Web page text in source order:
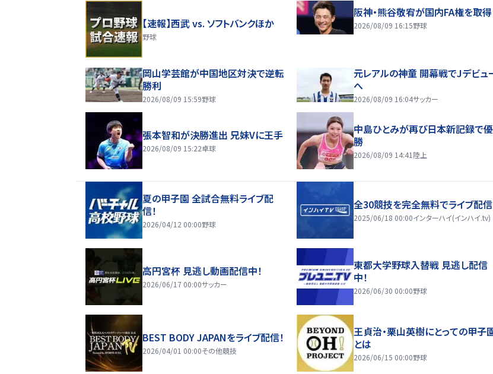
【速報】西武 vs. ソフトバンクほか
野球
阪神・熊谷敬宥が国内FA権を取得
2026/08/09 16:15野球
岡山学芸館が中国地区対決で逆転
勝利
2026/08/09 15:59野球
元レアルの神童 開幕戦でJデビュ
へ
2026/08/09 16:04サッカー
張本智和が決勝進出 兄妹Vに王手
2026/08/09 15:22卓球
中島ひとみが再び日本新記録で優
勝
2026/08/09 14:41 陸上
夏の甲子園 全試合無料ライブ配
信！
2026/04/12 00:00野球
全30競技を完全無料でライブ配信
2025/06/18 00:00インターハイ(インハイ.tv)
高円宮杯 見逃し動画配信中！
2026/06/17 00:00サッカー
東都大学野球入替戦 見逃し配信
中！
2026/06/30 00:00野球
BEST BODY JAPANをライブ配信！
2026/04/01 00:00その他競技
王貞治・栗山英樹にとっての甲子
とは
2026/06/15 00:00野球